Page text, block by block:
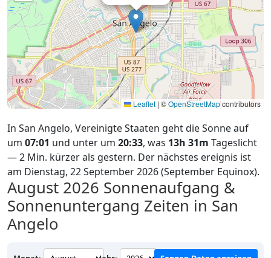
Leaflet | ©OpenStreetMapcontributors
In San Angelo, Vereinigte Staaten geht die Sonne auf
um 07:01 und unter um 20:33, was 13h 31m Tageslicht
— 2 Min. kürzer als gestern. Der nächstes ereignis ist
am Dienstag, 22 September 2026 (September Equinox).
August 2026 Sonnenaufgang &
Sonnenuntergang Zeiten in San
Angelo